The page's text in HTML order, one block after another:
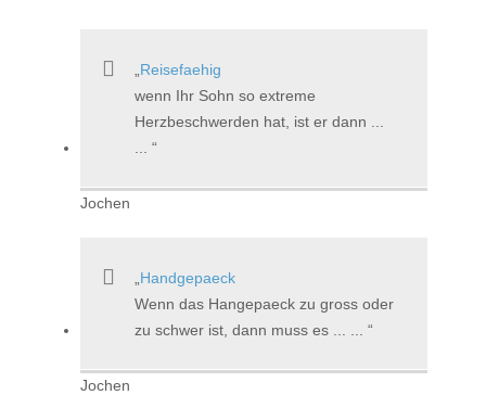
Reisefaehig
wenn Ihr Sohn so extreme
Herzbeschwerden hat, ist er dann ...
Jochen
Handgepaeck
Wenn das Hangepaeck zu gross oder
zu schwer ist, dann muss es ... ...
Jochen